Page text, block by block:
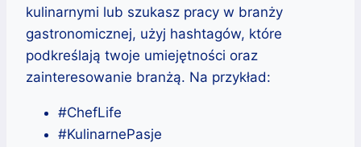
kulinarnymi lub szukasz pracy w branży
gastronomicznej, użyj hashtagów, które
podkreślają twoje umiejętności oraz
zainteresowanie branżą. Na przykład:
#ChefLife
#KulinarnePasje